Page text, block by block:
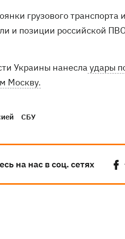
грузового транспорта
и позиции российской
Украины нанесла удары
Москву.
СБУ
на нас в соц. сетях